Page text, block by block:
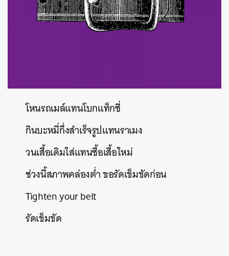
โหนรถเมล์แทนโบกแท็กซี่
กินบะหมี่กึ่งสำเร็จรูปแทนราเมง
วนเสื้อเดิมใส่แทนซื้อเสื้อใหม่
ช่วงนี้สภาพคล่องต่ำขอรัดเข็มขัดก่อน
Tighten your belt
รัดเข็มขัด
ค้นหา